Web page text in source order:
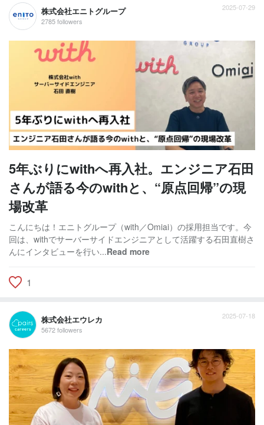
株式会社エニトグループ
2785 followers
2025-07-29
5年ぶりにwithへ再入社。エンジニア石田
さんが語る今のwithと、“原点回帰”の現
場改革
こんにちは！エニトグループ（with／Omiai）の採用担当です。今
回は、withでサーバーサイドエンジニアとして活躍する石田直樹さ
んにインタビューを行い...Read more
1
株式会社エウレカ
5672 followers
2025-07-18